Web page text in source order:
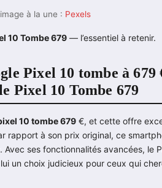
à la une : Pexels
10 Tombe 679 — l’essentiel à retenir.
Pixel 10 tombe à
Pixel 10 Tombe 679
10 tombe 679 €, et cette offre
rapport à son prix original, ce
Avec ses fonctionnalités avancées, le
un choix judicieux pour ceux qui